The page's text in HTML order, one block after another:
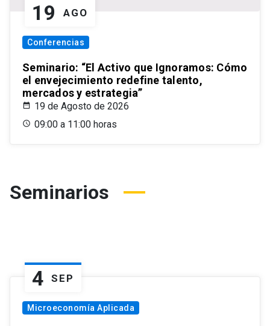
19 AGO
Conferencias
Seminario: “El Activo que Ignoramos: Cómo
el envejecimiento redefine talento,
mercados y estrategia”
19 de Agosto de 2026
09:00 a 11:00 horas
Seminarios
4 SEP
Microeconomía Aplicada